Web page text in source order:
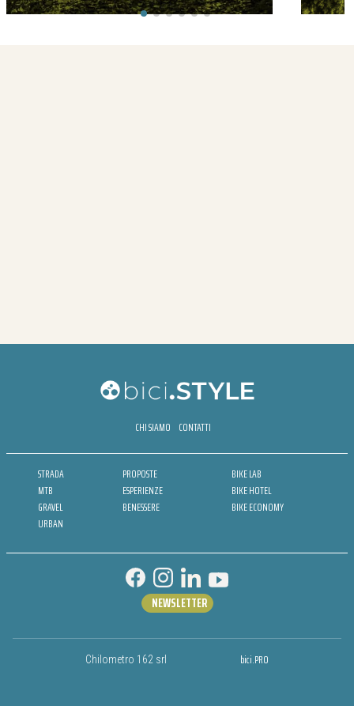
CHI SIAMO CONTATTI
STRADA
MTB
GRAVEL
URBAN
PROPOSTE
ESPERIENZE
BENESSERE
BIKE LAB
BIKE HOTEL
BIKE ECONOMY
Chilometro 162 srl bici.PRO
NEWSLETTER